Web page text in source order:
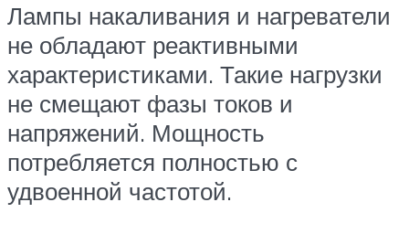
Лампы накаливания и нагреватели
не обладают реактивными
характеристиками. Такие нагрузки
не смещают фазы токов и
напряжений. Мощность
потребляется полностью с
удвоенной частотой.